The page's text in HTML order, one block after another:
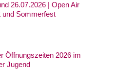
26.07.2026 | Open Air
und Sommerfest
Öffnungszeiten 2026 im
Jugend